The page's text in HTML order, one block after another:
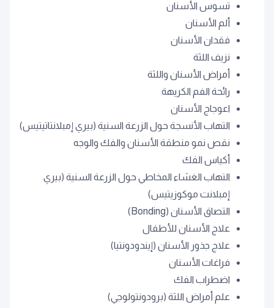
تسوس الأسنان
ألم الأسنان
فقدان الأسنان
نزيف اللثة
أمراض الأسنان واللثة
رائحة الفم الكريهة
اعوجاج الأسنان
التهاب الأنسجة حول الزرعة السنية (بيري إمبلانتاتيتيس)
نقص نمو منطقة الأسنان والفك والوجه
أكياس الفك
التهاب الغشاء المخاطي حول الزرعة السنية (بيري
إمبلانت موكوزيتيس)
التصاق الأسنان (Bonding)
علاج الأسنان للأطفال
علاج جذور الأسنان (إيندودونتيا)
فراغات الأسنان
اضطراب الفك
علم أمراض اللثة (برودونتولوجي)